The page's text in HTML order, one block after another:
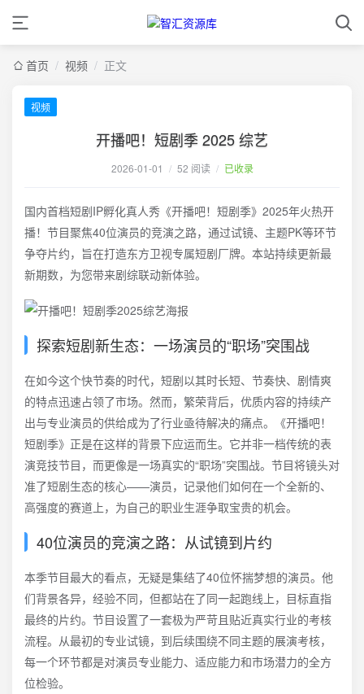
首页 / 视频 / 正文
视频
开播吧！短剧季 2025 综艺
2026-01-01 / 52 阅读 / 已收录
国内首档短剧IP孵化真人秀《开播吧！短剧季》2025年火热开
播！节目聚焦40位演员的竞演之路，通过试镜、主题PK等环节
争夺片约，旨在打造东方卫视专属短剧厂牌。本站持续更新最
新期数，为您带来剧综联动新体验。
探索短剧新生态：一场演员的“职场”突围战
在如今这个快节奏的时代，短剧以其时长短、节奏快、剧情爽
的特点迅速占领了市场。然而，繁荣背后，优质内容的持续产
出与专业演员的供给成为了行业亟待解决的痛点。《开播吧！
短剧季》正是在这样的背景下应运而生。它并非一档传统的表
演竞技节目，而更像是一场真实的“职场”突围战。节目将镜头对
准了短剧生态的核心——演员，记录他们如何在一个全新的、
高强度的赛道上，为自己的职业生涯争取宝贵的机会。
40位演员的竞演之路：从试镜到片约
本季节目最大的看点，无疑是集结了40位怀揣梦想的演员。他
们背景各异，经验不同，但都站在了同一起跑线上，目标直指
最终的片约。节目设置了一套极为严苛且贴近真实行业的考核
流程。从最初的专业试镜，到后续围绕不同主题的展演考核，
每一个环节都是对演员专业能力、适应能力和市场潜力的全方
位检验。